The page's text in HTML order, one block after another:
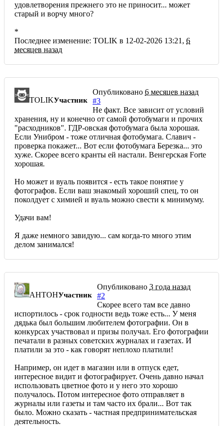
удовлетворения прежнего это не приносит... может
старый и ворчу много?
*
Последнее изменение: TOLIK в 12-02-2026 13:21, 6
месяцев назад
TOLIKУчастник
Опубликовано 6 месяцев назад
#3
Не факт. Все зависит от условий
хранения, ну и конечно от самой фотобумаги и прочих
"расходников". ГДР-овская фотобумага была хорошая.
Если Унибром - тоже отличная фотобумага. Славич -
проверка покажет... Вот если фотобумага Березка... это
хуже. Скорее всего кранты ей настали. Венгерская Forte
хорошая.
Но может и вуаль появится - есть такое понятие у
фотографов. Если ваш знакомый хороший спец, то он
поколдует с химией и вуаль можно свести к минимуму.
Удачи вам!
Я даже немного завидую... сам когда-то много этим
делом занимался!
AHTOHУчастник
Опубликовано 3 года назад
#2
Скорее всего там все давно
испортилось - срок годности ведь тоже есть... У меня
дядька был большим любителем фотографии. Он в
конкурсах участвовал и призы получал. Его фотографии
печатали в разных советских журналах и газетах. И
платили за это - как говорят неплохо платили!
Например, он идет в магазин или в отпуск едет,
интересное видит и фотографирует. Очень давно начал
использовать цветное фото и у него это хорошо
получалось. Потом интересное фото отправляет в
журналы или газеты и там часто их брали... Вот так
было. Можно сказать - частная предпринимательская
деятельность.